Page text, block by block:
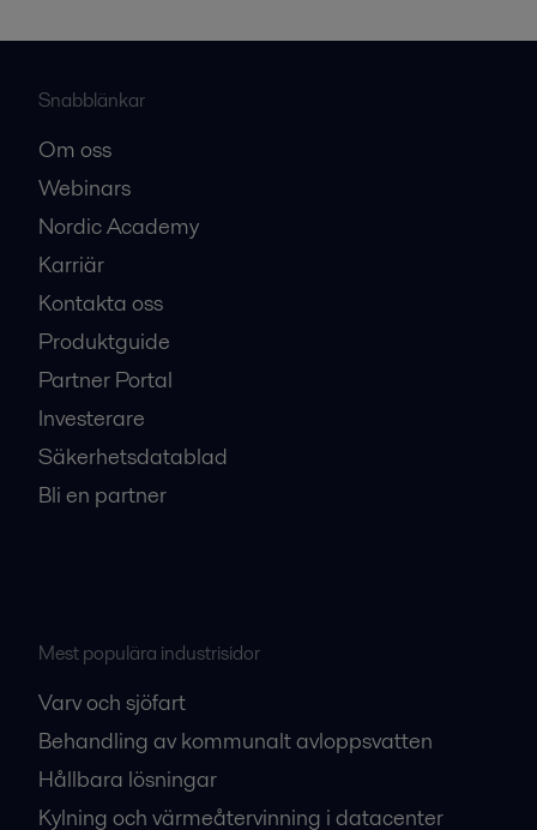
Snabblänkar
Om oss
Webinars
Nordic Academy
Karriär
Kontakta oss
Produktguide
Partner Portal
Investerare
Säkerhetsdatablad
Bli en partner
Mest populära industrisidor
Varv och sjöfart
Behandling av kommunalt avloppsvatten
Hållbara lösningar
Kylning och värmeåtervinning i datacenter